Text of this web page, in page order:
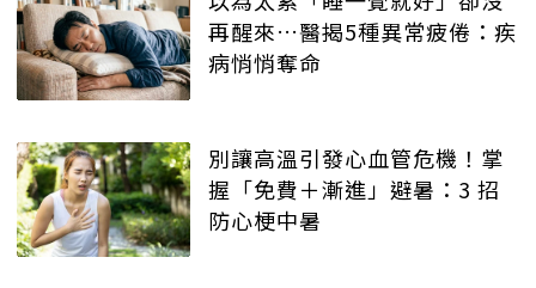
再醒來…醫揭5種異常疲倦：疾
病悄悄奪命
別讓高溫引發心血管危機！掌
握「免費＋漸進」避暑：3 招
防心梗中暑